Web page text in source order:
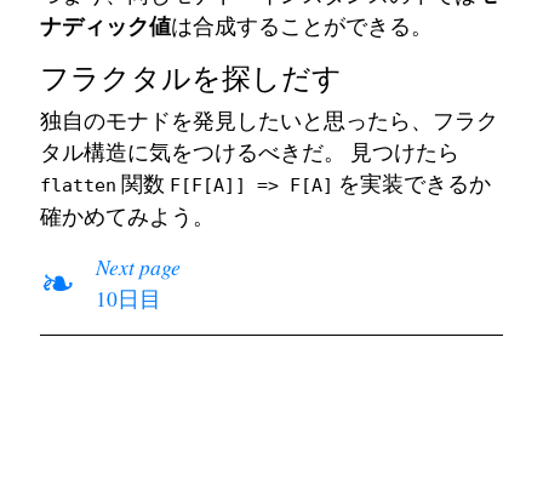
ナディック値は合成することができる。
フラクタルを探しだす
独自のモナドを発見したいと思ったら、フラク
タル構造に気をつけるべきだ。 見つけたら
flatten 関数 F[F[A]] => F[A] を実装できるか
確かめてみよう。
❧
Next page
10日目